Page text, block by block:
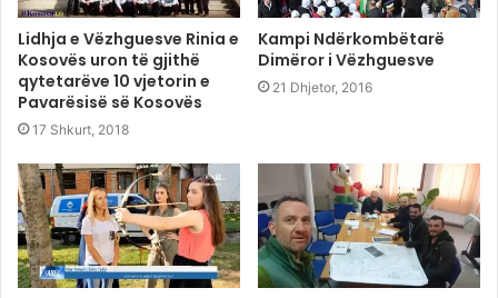
Lidhja e Vëzhguesve Rinia e
Kosovës uron të gjithë
qytetarëve 10 vjetorin e
Pavarësisë së Kosovës
17 Shkurt, 2018
Kampi Ndërkombëtarë
Dimëror i Vëzhguesve
21 Dhjetor, 2016